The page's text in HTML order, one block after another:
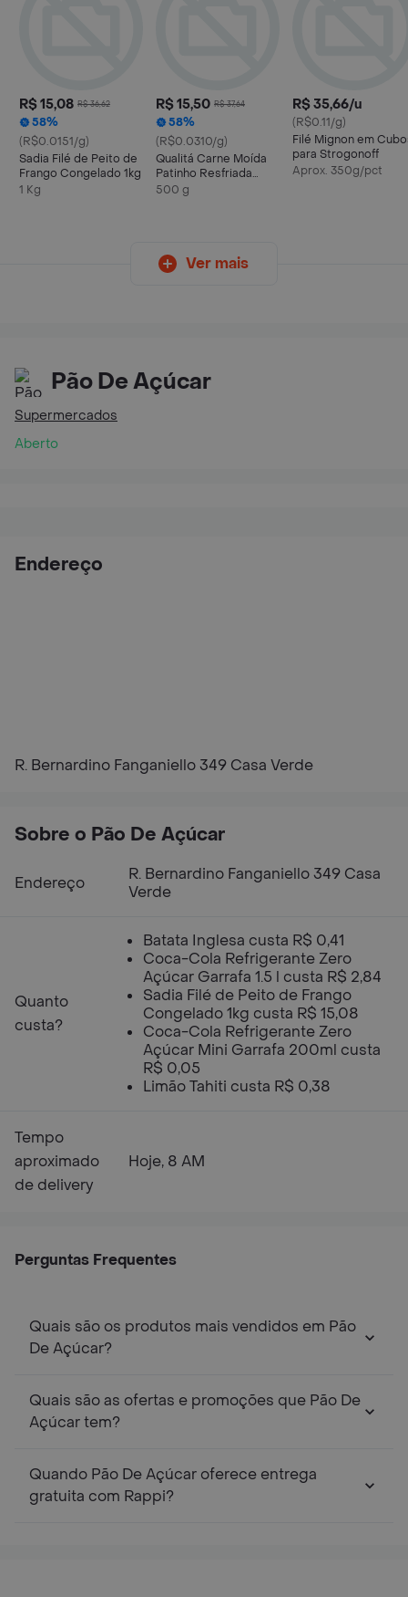
R$ 15,08 R$ 36,62
58%
(R$0.0151/g)
Sadia Filé de Peito de
Frango Congelado 1kg
1 Kg
R$ 15,50 R$ 37,64
58%
(R$0.0310/g)
Qualitá Carne Moída
Patinho Resfriada
500g
500 g
R$ 35,66/u
(R$0.11/g)
Filé Mignon em
para Strogonoff
Aprox. 350g/pct
Ver mais
Pão De Açúcar
Supermercados
Aberto
Endereço
R. Bernardino Fanganiello 349 Casa Verde
Sobre o Pão De Açúcar
Endereço
R. Bernardino Fanganiello 349 Casa
Verde
Quanto
custa?
Batata Inglesa custa R$ 0,41
Coca-Cola Refrigerante Zero
Açúcar Garrafa 1.5 l custa R$ 2,84
Sadia Filé de Peito de Frango
Congelado 1kg custa R$ 15,08
Coca-Cola Refrigerante Zero
Açúcar Mini Garrafa 200ml custa
R$ 0,05
Limão Tahiti custa R$ 0,38
Tempo
aproximado
de delivery
Hoje, 8 AM
Perguntas Frequentes
Quais são os produtos mais vendidos em Pão
De Açúcar?
Quais são as ofertas e promoções que Pão De
Açúcar tem?
Quando Pão De Açúcar oferece entrega
gratuita com Rappi?